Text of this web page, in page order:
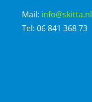
Mail: info@skitta.nl
Tel: 06 841 368 73